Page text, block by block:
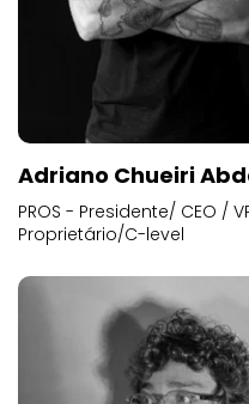
Adriano Chueiri
PROS - Presidente/ CEO /
Proprietário/C-level